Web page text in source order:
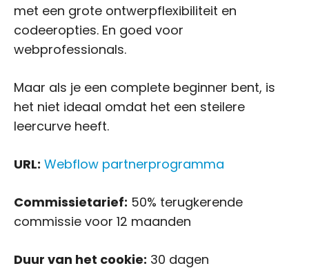
met een grote ontwerpflexibiliteit en
codeeropties. En goed voor
webprofessionals.
Maar als je een complete beginner bent, is
het niet ideaal omdat het een steilere
leercurve heeft.
URL: Webflow partnerprogramma
Commissietarief: 50% terugkerende
commissie voor 12 maanden
Duur van het cookie: 30 dagen